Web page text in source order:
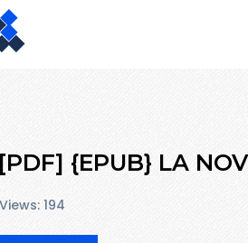
{EPUB} LA
Views: 194